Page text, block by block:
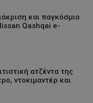
και παγκόσμιο
Qashqai e-
ατζέντα της
ντοκιμαντέρ και